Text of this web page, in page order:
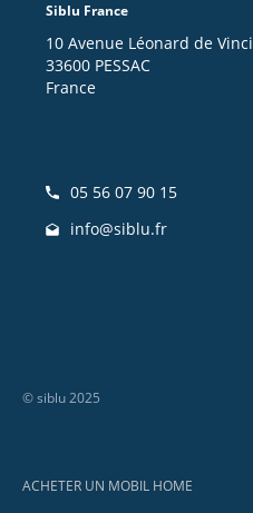
Siblu France
10 Avenue Léonard de Vinci
33600 PESSAC
France
05 56 07 90 15
info@siblu.fr
© siblu 2025
ACHETER UN MOBIL HOME